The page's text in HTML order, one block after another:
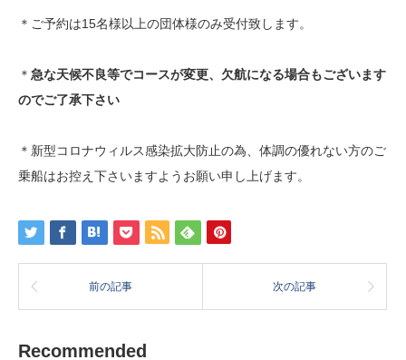
＊ご予約は15名様以上の団体様のみ受付致します。
＊ 急な天候不良等でコースが変更、欠航になる場合もございます
のでご了承下さい
＊新型コロナウィルス感染拡大防止の為、体調の優れない方のご
乗船はお控え下さいますようお願い申し上げます。
前の記事 次の記事
Recommended